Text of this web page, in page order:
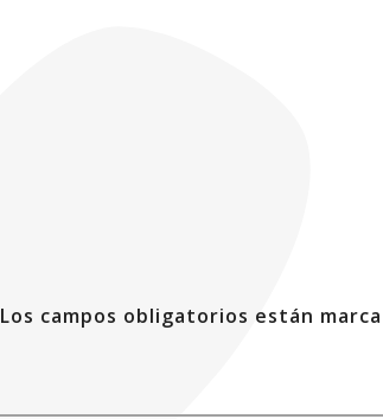
Los campos obligatorios están